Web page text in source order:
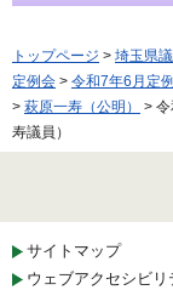
トップページ > 埼玉県
定例会 > 令和7年6月定
> 萩原一寿（公明）
>
寿議員）
サイトマップ
ウェブアクセシビリ